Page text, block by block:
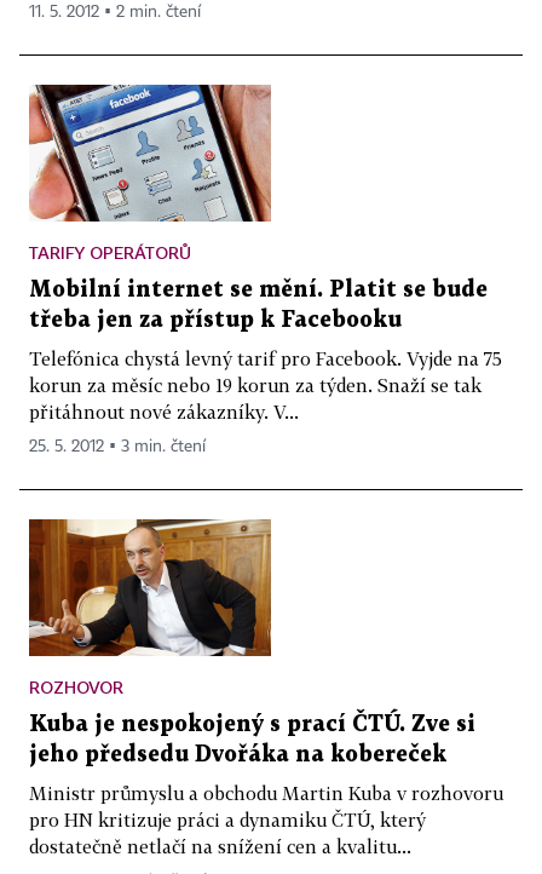
11. 5. 2012 ▪ 2 min. čtení
TARIFY OPERÁTORŮ
Mobilní internet se mění. Platit se bude
třeba jen za přístup k Facebooku
Telefónica chystá levný tarif pro Facebook. Vyjde na 75
korun za měsíc nebo 19 korun za týden. Snaží se tak
přitáhnout nové zákazníky. V...
25. 5. 2012 ▪ 3 min. čtení
ROZHOVOR
Kuba je nespokojený s prací ČTÚ. Zve si
jeho předsedu Dvořáka na kobereček
Ministr průmyslu a obchodu Martin Kuba v rozhovoru
pro HN kritizuje práci a dynamiku ČTÚ, který
dostatečně netlačí na snížení cen a kvalitu...